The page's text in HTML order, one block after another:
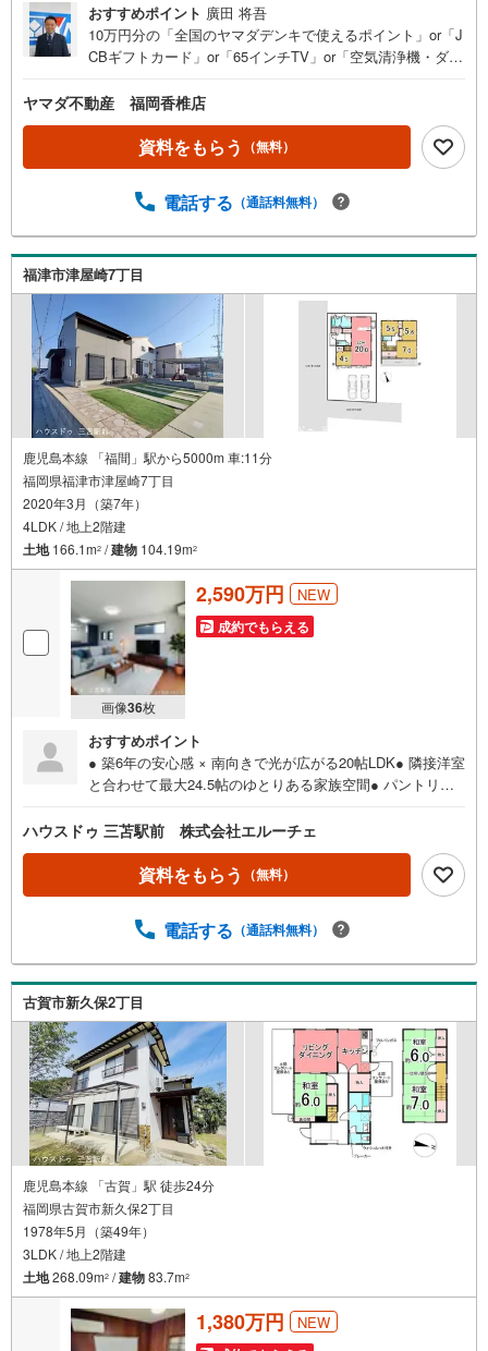
おすすめポイント 廣田 将吾
10万円分の「全国のヤマダデンキで使えるポイント」or「J
CBギフトカード」or「65インチTV」or「空気清浄機・ダイ
デンキ特別優待割引券」≪限定1品≫プレゼント※PayPay
ポイントとの併用不可さらに、ご購入相談で来店後、Googl
e口コミ投稿で2000円分のQUOカードプレゼント！※一世帯
2回まで土日祝日もご案内可能です＾＾是非一度「ヤマダ不
お応えします＾＾駐車スペース並列3台オール電化、太陽光
分！コンビニ徒歩11分【おすすめポイント】■エネルギー
消費性能6！断熱性能5！■安心の低炭素、省令準耐火住宅
＾＾■玄関には家族の荷物をまとめてスッキリ収納できるシ
ューズクローク付き■全居室5帖以上で広々＾＾■国道3号線
まで車5分（1.6km）で出れるので通勤やお出かけに便利！
神輿東小学校:徒歩約24分福間東中学校:徒歩約22分
ヤマダ不動産 福岡香椎店
資料をもらう （無料）
電話する （通話料無料）
福津市津屋崎7丁目
鹿児島本線 「福間」駅から5000m 車:11分
福岡県福津市津屋崎7丁目
2020年3月（築7年）
4LDK / 地上2階建
土地166.1m2 /建物 104.19m2
画像36枚
2,590万円 NEW
成約でもらえる
おすすめポイント
● 築6年の安心感 × 南向きで光が広がる20帖LDK● 隣接洋室
と合わせて最大24.5帖のゆとりある家族空間● パントリ
● リビング階段で「ただいま」が聞こえる間取り● 全室フ
ローリングでお掃除しやすい住まい● 駐車3台可（車種によ
る）● ガス乾燥機・エアコン・カップボード付き● 土地50
坪超えのゆとりある敷地【お家のご相談はハウスドゥ三苫
が湧くご提案”を心がけています。「まずは見るだけ」「資
うぞ。お客様のペースに寄り添いながら、安心して住まい
探しができるよう丁寧にサポートいたします。
ハウスドゥ 三苫駅前 株式会社エルーチェ
資料をもらう （無料）
電話する （通話料無料）
古賀市新久保2丁目
鹿児島本線 「古賀」駅 徒歩24分
福岡県古賀市新久保2丁目
1978年5月（築49年）
3LDK / 地上2階建
土地268.09m2 /建物83.7m2
1,380万円 NEW